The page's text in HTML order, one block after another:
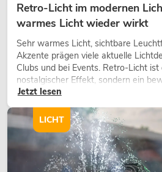
Retro-Licht im modernen
warmes Licht wieder wirkt
Sehr warmes Licht, sichtbare
Akzente prägen viele aktuelle
Clubs und bei Events. Retro-Licht ist
nostalgischer Effekt, sondern ein
Gestaltungsmittel: Es schafft
Charakter und kann technische
wirken lassen.
Jetzt lesen
LICHT